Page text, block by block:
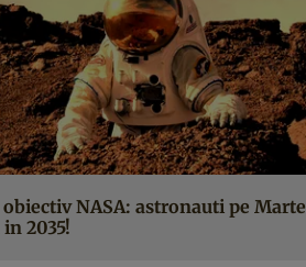
NASA: astronauti pe Marte
2035!